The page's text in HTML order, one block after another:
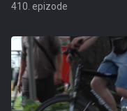
410. epizode